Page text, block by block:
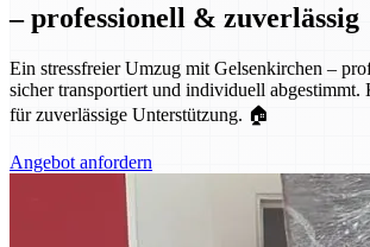
– professionell & zuverlässig
Ein stressfreier Umzug mit Gelsenkirchen –
sicher transportiert und individuell abgestimmt.
für zuverlässige Unterstützung. 🏠
Angebot anfordern